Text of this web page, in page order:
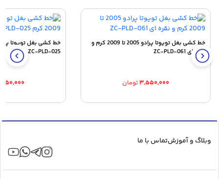
خط کشی بغل تویوتا پرادو 2005 تا 2009 کرم و
نقره ای ZC-PLD-061
۳,۵۵۰,۰۰۰تومان
ZC-PLD-025
وبلاگ و آموزشتماس با ما